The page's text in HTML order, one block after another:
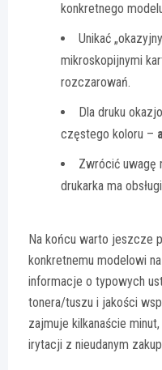
konkretnego
Unikać
mikroskopijnymi
rozczarowań.
Dla druku
częstego koloru –
Zwrócić uwagę
drukarka ma
Na końcu warto jeszcze
konkretnemu modelowi
informacje o typowych
tonera/tuszu i jakości
zajmuje kilkanaście
irytacji z nieudanym